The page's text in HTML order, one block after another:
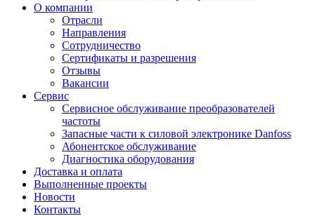
О компании
Отрасли
Направления
Сотрудничество
Сертификаты и разрешения
Отзывы
Вакансии
Сервис
Сервисное обслуживание преобразователей
частоты
Запасные части к силовой электронике Danfoss
Абонентское обслуживание
Диагностика оборудования
Доставка и оплата
Выполненные проекты
Новости
Контакты